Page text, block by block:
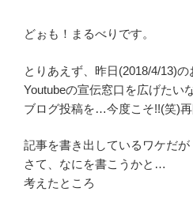
どぉも！まるべりです。
とりあえず、昨日(2018/4/13)
Youtubeの宣伝窓口を広げたい
ブログ投稿を…今度こそ!!(笑)再
記事を書き出しているワケだが
さて、なにを書こうかと…
考えたところ